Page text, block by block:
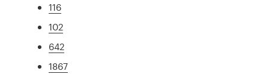
116
102
642
1867